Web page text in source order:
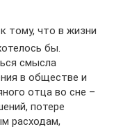
тому, что в жизни
бы.
смысла
в обществе и
отца во сне –
потере
расходам,